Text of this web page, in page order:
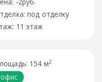
под отделку
11 этаж
154 м2
офис